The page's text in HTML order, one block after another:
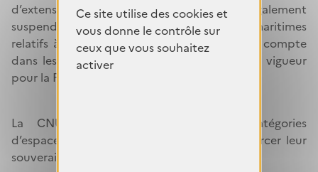
d’extension du plateau continental sont également
suspendues. En conséquence, les espaces maritimes
relatifs à la Terre Adélie ne sont pas pris en compte
dans les espaces maritimes actuellement en vigueur
pour la France.
La CNUDM précise les différentes catégories
d’espaces sur lesquels les États peuvent exercer leur
souveraineté ou leur juridiction.
Ce site utilise des cookies et
vous donne le contrôle sur
ceux que vous souhaitez
activer